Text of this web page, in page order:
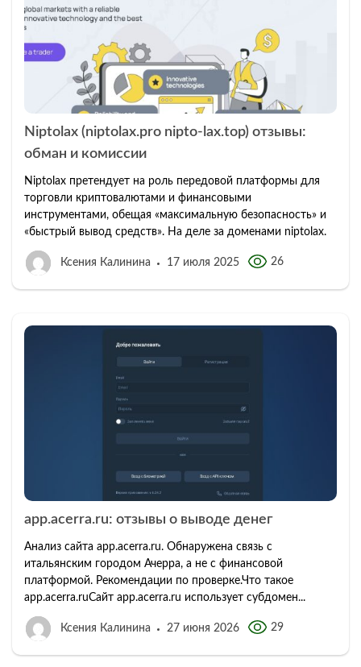
Niptolax (niptolax.pro nipto-lax.top) отзывы:
обман и комиссии
Niptolax претендует на роль передовой платформы для
торговли криптовалютами и финансовыми
инструментами, обещая «максимальную безопасность» и
«быстрый вывод средств». На деле за доменами niptolax.
Ксения Калинина 17 июля 2025 26
app.acerra.ru: отзывы о выводе денег
Анализ сайта app.acerra.ru. Обнаружена связь с
итальянским городом Ачерра, а не с финансовой
платформой. Рекомендации по проверке.Что такое
app.acerra.ruСайт app.acerra.ru использует субдомен...
Ксения Калинина 27 июня 2026 29